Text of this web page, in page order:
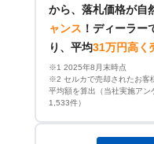
から、落札価格が自
ャンス ！ ディーラー
り、平均31万円高く
※1 2025年8月末時点
※2 セルカで売却されたお客
平均額を算出（当社実施ア
1,533件）